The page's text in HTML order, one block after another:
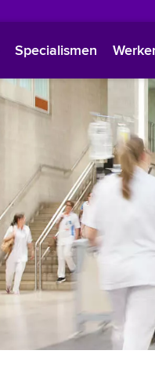
Specialismen